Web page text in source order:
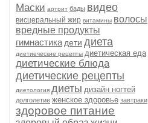
Маски артрит бады видео
висцеральный жир витамины волосы
вредные продукты
гимнастика дети диета
диетиеческие рецепты диетическая еда
диетические блюда
диетические рецепты
диетология диеты дизайн ногтей
долголетие женское здоровье завтраки
здоровое питание